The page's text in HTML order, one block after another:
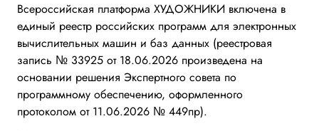
Всероссийская платформа ХУДОЖНИКИ включена в
единый реестр российских программ для электронных
вычислительных машин и баз данных (реестровая
запись № 33925 от 18.06.2026 произведена на
основании решения Экспертного совета по
программному обеспечению, оформленного
протоколом от 11.06.2026 № 449пр).